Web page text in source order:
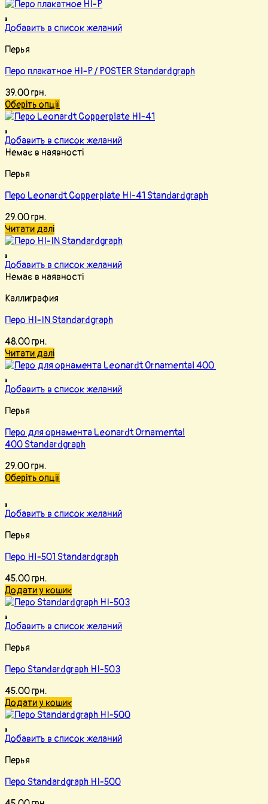
Добавить в список желаний
Перья
Перо плакатное HI-P / POSTER Standardgraph
39.00грн.
Оберіть опції
Добавить в список желаний
Немає в наявності
Перья
Перо Leonardt Copperplate HI-41 Standardgraph
29.00грн.
Читати далі
Добавить в список желаний
Немає в наявності
Каллиграфия
Перо HI-IN Standardgraph
48.00грн.
Читати далі
Добавить в список желаний
Перья
Перо для орнамента Leonardt Ornamental
400 Standardgraph
29.00грн.
Оберіть опції
Добавить в список желаний
Перья
Перо НІ-501 Standardgraph
45.00грн.
Додати у кошик
Добавить в список желаний
Перья
Перо Standardgraph HI-503
45.00грн.
Додати у кошик
Добавить в список желаний
Перья
Перо Standardgraph HI-500